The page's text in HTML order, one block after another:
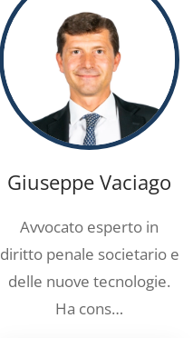
Giuseppe Vaciago
Avvocato esperto in
diritto penale societario e
delle nuove tecnologie.
Ha cons…